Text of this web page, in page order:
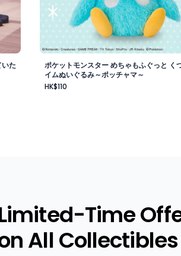
た
ポケットモンスター めちゃもふぐっと く
イムぬいぐるみ～ポッチャマ～
HK$110
Time
All Collectibles